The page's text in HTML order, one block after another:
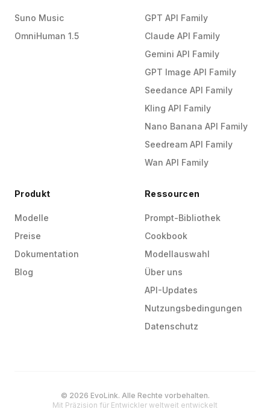
Suno Music
OmniHuman 1.5
GPT API Family
Claude API Family
Gemini API Family
GPT Image API Family
Seedance API Family
Kling API Family
Nano Banana API Family
Seedream API Family
Wan API Family
Produkt
Modelle
Preise
Dokumentation
Blog
Ressourcen
Prompt-Bibliothek
Cookbook
Modellauswahl
Über uns
API-Updates
Nutzungsbedingungen
Datenschutz
© 2026 EvoLink. Alle Rechte vorbehalten.
Mit Präzision für Entwickler weltweit entwickelt